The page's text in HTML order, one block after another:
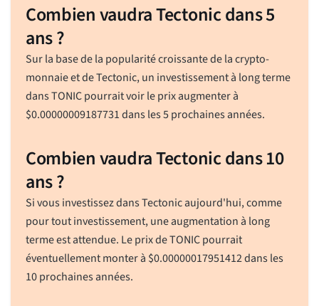
Combien vaudra Tectonic dans 5
ans ?
Sur la base de la popularité croissante de la crypto-
monnaie et de Tectonic, un investissement à long terme
dans TONIC pourrait voir le prix augmenter à
$0.00000009187731dans les 5 prochaines années.
Combien vaudra Tectonic dans 10
ans ?
Si vous investissez dans Tectonic aujourd'hui, comme
pour tout investissement, une augmentation à long
terme est attendue. Le prix de TONIC pourrait
éventuellement monter à $0.00000017951412dans les
10 prochaines années.